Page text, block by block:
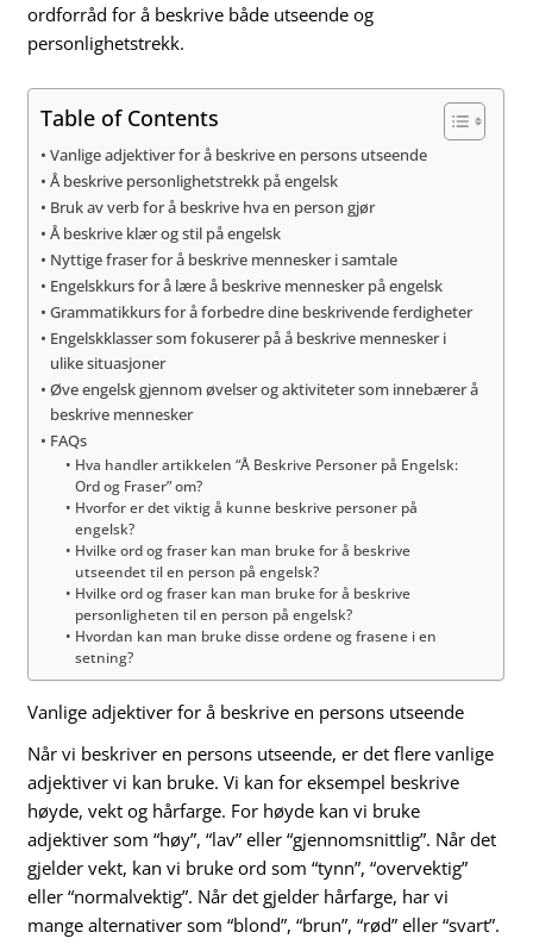
ordforråd for å beskrive både utseende og
personlighetstrekk.
Table of Contents
Vanlige adjektiver for å beskrive en persons utseende
Å beskrive personlighetstrekk på engelsk
Bruk av verb for å beskrive hva en person gjør
Å beskrive klær og stil på engelsk
Nyttige fraser for å beskrive mennesker i samtale
Engelskkurs for å lære å beskrive mennesker på engelsk
Grammatikkurs for å forbedre dine beskrivende ferdigheter
Engelskklasser som fokuserer på å beskrive mennesker i
ulike situasjoner
Øve engelsk gjennom øvelser og aktiviteter som innebærer å
beskrive mennesker
FAQs
Hva handler artikkelen “Å Beskrive Personer på Engelsk:
Ord og Fraser” om?
Hvorfor er det viktig å kunne beskrive personer på
engelsk?
Hvilke ord og fraser kan man bruke for å beskrive
utseendet til en person på engelsk?
Hvilke ord og fraser kan man bruke for å beskrive
personligheten til en person på engelsk?
Hvordan kan man bruke disse ordene og frasene i en
setning?
Vanlige adjektiver for å beskrive en persons utseende
Når vi beskriver en persons utseende, er det flere vanlige
adjektiver vi kan bruke. Vi kan for eksempel beskrive
høyde, vekt og hårfarge. For høyde kan vi bruke
adjektiver som “høy”, “lav” eller “gjennomsnittlig”. Når det
gjelder vekt, kan vi bruke ord som “tynn”, “overvektig”
eller “normalvektig”. Når det gjelder hårfarge, har vi
mange alternativer som “blond”, “brun”, “rød” eller “svart”.